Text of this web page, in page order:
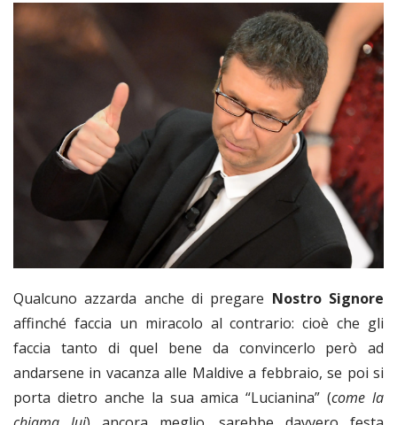
Qualcuno azzarda anche di pregare Nostro Signore
affinché faccia un miracolo al contrario: cioè che gli
faccia tanto di quel bene da convincerlo però ad
andarsene in vacanza alle Maldive a febbraio, se poi si
porta dietro anche la sua amica “Lucianina” (come la